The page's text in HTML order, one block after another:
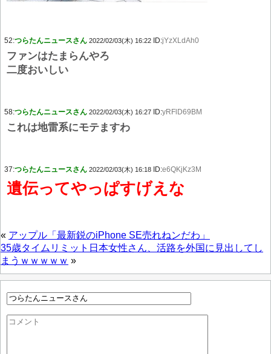
52:つらたんニュースさん 2022/02/03(木) 16:22 ID:jYzXLdAh0
ファンはたまらんやろ
二度おいしい
58:つらたんニュースさん 2022/02/03(木) 16:27 ID:yRFlD69BM
これは地雷系にモテますわ
37:つらたんニュースさん 2022/02/03(木) 16:18 ID:e6QKjKz3M
遺伝ってやっぱすげえな
« アップル「最新鋭のiPhone SE売れねンだわ」
35歳タイムリミット日本女性さん、活路を外国に見出してし
まうｗｗｗｗｗ »